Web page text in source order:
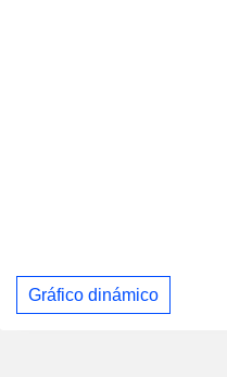
Gráfico dinámico